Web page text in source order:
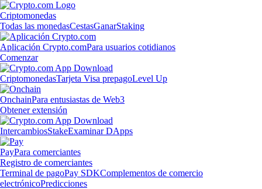
Criptomonedas
Todas las monedasCestasGanarStaking
Aplicación Crypto.comPara usuarios cotidianos
Comenzar
CriptomonedasTarjeta Visa prepagoLevel Up
OnchainPara entusiastas de Web3
Obtener extensión
IntercambiosStakeExaminar DApps
PayPara comerciantes
Registro de comerciantes
Terminal de pagoPay SDKComplementos de comercio
electrónicoPredicciones